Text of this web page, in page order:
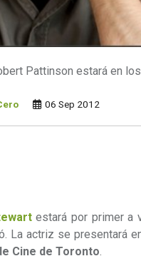
Pattinson estará en
06 Sep 2012
estará por primer a
La actriz se presentará
Cine de Toronto.